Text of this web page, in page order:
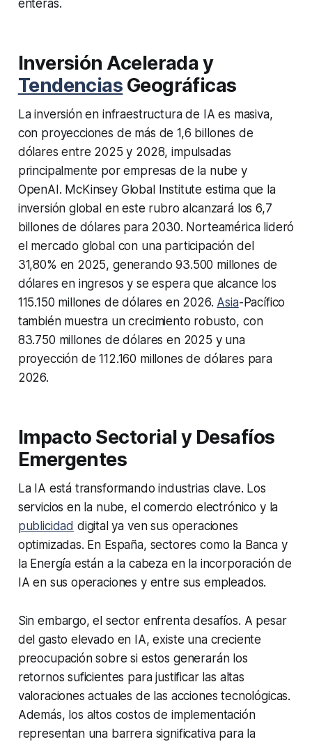
enteras.
Inversión Acelerada y
Tendencias Geográficas
La inversión en infraestructura de IA es masiva,
con proyecciones de más de 1,6 billones de
dólares entre 2025 y 2028, impulsadas
principalmente por empresas de la nube y
OpenAI. McKinsey Global Institute estima que la
inversión global en este rubro alcanzará los 6,7
billones de dólares para 2030. Norteamérica lideró
el mercado global con una participación del
31,80% en 2025, generando 93.500 millones de
dólares en ingresos y se espera que alcance los
115.150 millones de dólares en 2026. Asia-Pacífico
también muestra un crecimiento robusto, con
83.750 millones de dólares en 2025 y una
proyección de 112.160 millones de dólares para
2026.
Impacto Sectorial y Desafíos
Emergentes
La IA está transformando industrias clave. Los
servicios en la nube, el comercio electrónico y la
publicidad digital ya ven sus operaciones
optimizadas. En España, sectores como la Banca y
la Energía están a la cabeza en la incorporación de
IA en sus operaciones y entre sus empleados.
Sin embargo, el sector enfrenta desafíos. A pesar
del gasto elevado en IA, existe una creciente
preocupación sobre si estos generarán los
retornos suficientes para justificar las altas
valoraciones actuales de las acciones tecnológicas.
Además, los altos costos de implementación
representan una barrera significativa para la